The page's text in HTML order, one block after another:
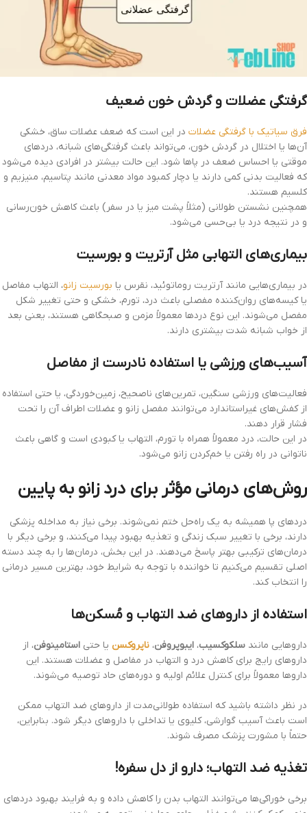
گرفتگی عضلات و گردش خون ضعیف
فرق سیاتیک با گرفتگی عضلات در این است که ضعف عضلات ساق، خشکی
آن‌ها یا اختلال در گردش خون، می‌تواند باعث گرفتگی‌های شبانه، دردهای
موقتی یا احساس ضعف در پاها شود. این حالت بیشتر در افرادی دیده می‌شود
که فعالیت بدنی کمی دارند یا دچار کمبود مواد معدنی مانند پتاسیم، منیزیم و
کلسیم هستند.
همچنین نشستن طولانی (مثلاً پشت میز یا در سفر) باعث کاهش خون‌رسانی
و در نتیجه درد یا بی‌حسی می‌شود.
بیماری‌های التهابی مثل آرتریت و بورسیت
در بیماری‌هایی مانند آرتریت روماتوئید، نقرس یا بورسیت زانو، التهاب مفاصل
یا کیسه‌های روان‌کننده مفصلی باعث درد، تورم، خشکی و حتی تغییر شکل
مفصل می‌شوند. این نوع دردها معمولاً مزمن و صبحگاهی هستند، یعنی بعد
از خواب شبانه شدت بیشتری دارند.
آسیب‌های ورزشی یا استفاده نادرست از مفاصل
فعالیت‌های ورزشی سنگین، تمرین‌های ناصحیح، زمین‌خوردگی، یا حتی استفاده
از کفش‌های غیراستاندارد می‌توانند مفصل زانو و عضلات اطراف آن را تحت
فشار قرار دهند.
در این حالت، درد معمولاً همراه با تورم، التهاب یا کبودی است و گاهی باعث
ناتوانی در راه رفتن یا خم‌کردن زانو می‌شود.
روش‌های درمانی مؤثر برای درد زانو به پایین
دردهای پا همیشه به یک راه‌حل ختم نمی‌شوند. برخی نیاز به مداخله پزشکی
دارند، برخی با تغییر سبک زندگی و تغذیه بهبود پیدا می‌کنند، و برخی دیگر با
درمان‌های ترکیبی بهتر پاسخ می‌دهند. در این بخش، درمان‌ها را به چند دسته
اصلی تقسیم می‌کنیم تا خواننده با توجه به شرایط خود، بهترین مسیر درمانی
را انتخاب کند.
استفاده از داروهای ضد التهاب و مُسکن‌ها
داروهایی مانند سلکوکسیب، ایبوپروفن، ناپروکسن یا حتی استامینوفن، از
داروهای رایج برای کاهش درد و التهاب در مفاصل و عضلات هستند. این
داروها معمولاً برای کنترل علائم اولیه و دوره‌های حاد توصیه می‌شوند.
در نظر داشته باشید که استفاده طولانی‌مدت از داروهای ضد التهاب ممکن
است باعث آسیب گوارشی، کلیوی یا تداخلی با داروهای دیگر شود. بنابراین،
حتماً با مشورت پزشک مصرف شوند.
تغذیه ضد التهاب؛ دارو از دل سفره!
برخی خوراکی‌ها می‌توانند التهاب بدن را کاهش داده و به فرایند بهبود دردهای